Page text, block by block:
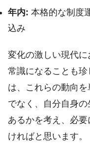
年内: 本格的な制度
込み
変化の激しい現代
常識になることも
は、これらの動向
でなく、自分自身
あるかを考え、必
ければと思います。